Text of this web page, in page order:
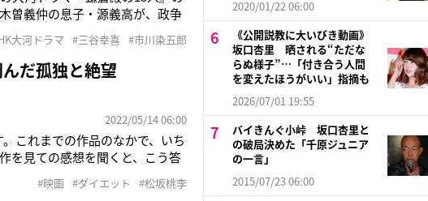
曽義仲の息子・源義高が、政争
大河ドラマ #三谷幸喜 #市川染五郎
だ孤独と絶望
2022/05/14 06:00
これまでの作品のなかで、いち
を見ての感想を聞くと、こう答
#映画 #ダイエット #松坂桃李
2020/01/22 06:00
《公開説教に大いびき動画》
坂口杏里 晒される“ただな
らぬ様子”…「付き合う人間
を変えたほうがいい」指摘も
2026/07/01 19:55
バイきんぐ小峠 坂口杏里と
の破局決めた「千原ジュニア
の一言」
2015/07/23 06:00